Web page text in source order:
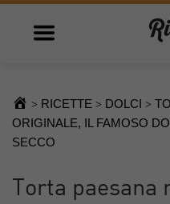
Open main menu
> RICETTE > DOLCI >
ORIGINALE, IL FAMOSO
SECCO
Torta